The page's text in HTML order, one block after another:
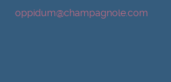
oppidum@champagnole.com